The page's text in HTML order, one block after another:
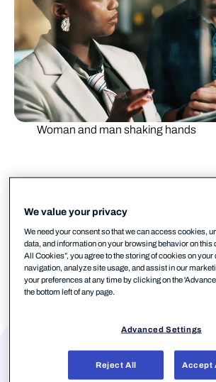
Woman and man shaking hands
Meet your
teams.
営業支援や技術サポート、あるい
トナーシップのご検討まで、各分
応させていただきます。ご要望に
緊急のインシデント対応が必要
We value your privacy
We need your consent so that we can access cookies,
data, and information on your browsing behavior on
All Cookies”, you agree to the storing of cookies on
navigation, analyze site usage, and assist in our
your preferences at any time by clicking on the
the bottom left of any page.
Advanced Settings
Reject All Accept